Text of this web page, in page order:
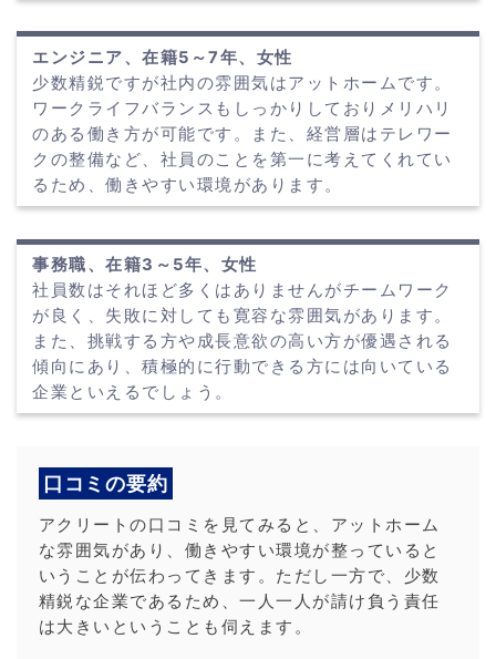
エンジニア、在籍5～7年、女性
少数精鋭ですが社内の雰囲気はアットホームです。
ワークライフバランスもしっかりしておりメリハリ
のある働き方が可能です。また、経営層はテレワー
クの整備など、社員のことを第一に考えてくれてい
るため、働きやすい環境があります。
事務職、在籍3～5年、女性
社員数はそれほど多くはありませんがチームワーク
が良く、失敗に対しても寛容な雰囲気があります。
また、挑戦する方や成長意欲の高い方が優遇される
傾向にあり、積極的に行動できる方には向いている
企業といえるでしょう。
口コミの要約
アクリートの口コミを見てみると、アットホーム
な雰囲気があり、働きやすい環境が整っていると
いうことが伝わってきます。ただし一方で、少数
精鋭な企業であるため、一人一人が請け負う責任
は大きいということも伺えます。